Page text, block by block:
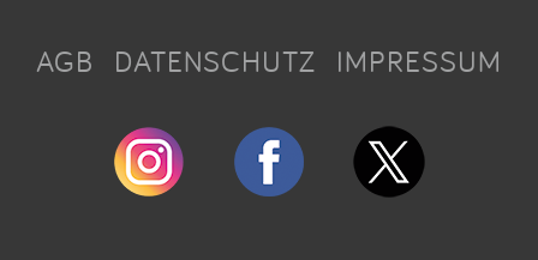
AGB DATENSCHUTZ IMPRESSUM